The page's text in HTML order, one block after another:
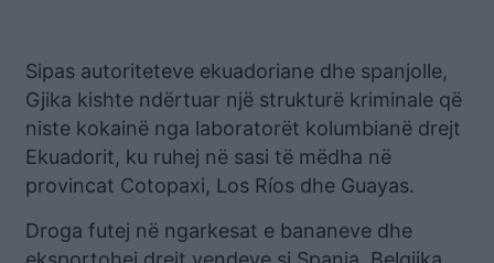
Sipas autoriteteve ekuadoriane dhe spanjolle,
Gjika kishte ndërtuar një strukturë kriminale që
niste kokainë nga laboratorët kolumbianë drejt
Ekuadorit, ku ruhej në sasi të mëdha në
provincat Cotopaxi, Los Ríos dhe Guayas.
Droga futej në ngarkesat e bananeve dhe